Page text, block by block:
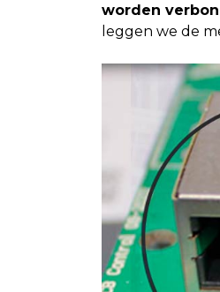
worden
leggen we de